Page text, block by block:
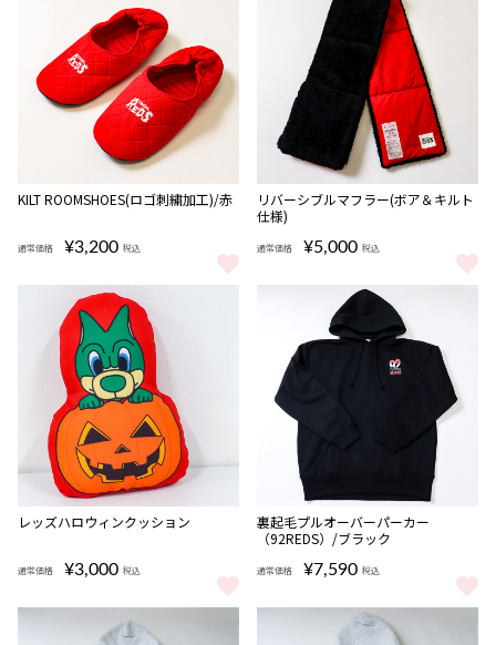
KILT ROOMSHOES(ロゴ刺繍加工)/赤
通常価格 ¥3,200 税込
KILT ROOMSHOES(ロゴ刺繍加工)/赤 をもっと見る
リバーシブルマフラー(ボア＆キルト
仕様)
通常価格 ¥5,000 税込
リバーシブルマフラー(ボア＆キ
レッズハロウィンクッション
通常価格 ¥3,000 税込
レッズハロウィンクッション をもっと見る
裏起毛プルオーバーパーカー
（92REDS）/ブラック
通常価格 ¥7,590 税込
裏起毛プルオーバーパーカー（